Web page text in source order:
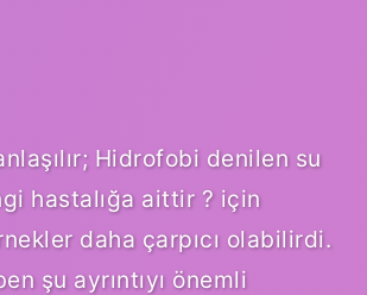
Hidrofobi denilen su
hastalığa aittir ? için
daha çarpıcı olabilirdi.
şu ayrıntıyı önemli